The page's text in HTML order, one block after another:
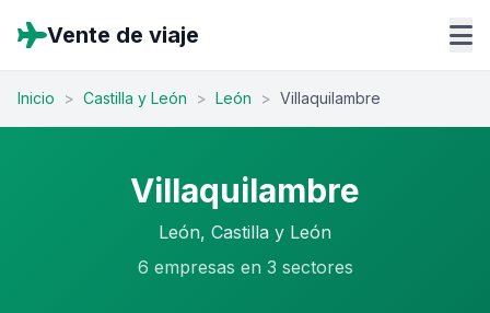
Vente de viaje
Inicio > Castilla y León > León > Villaquilambre
Villaquilambre
León, Castilla y León
6 empresas en 3 sectores